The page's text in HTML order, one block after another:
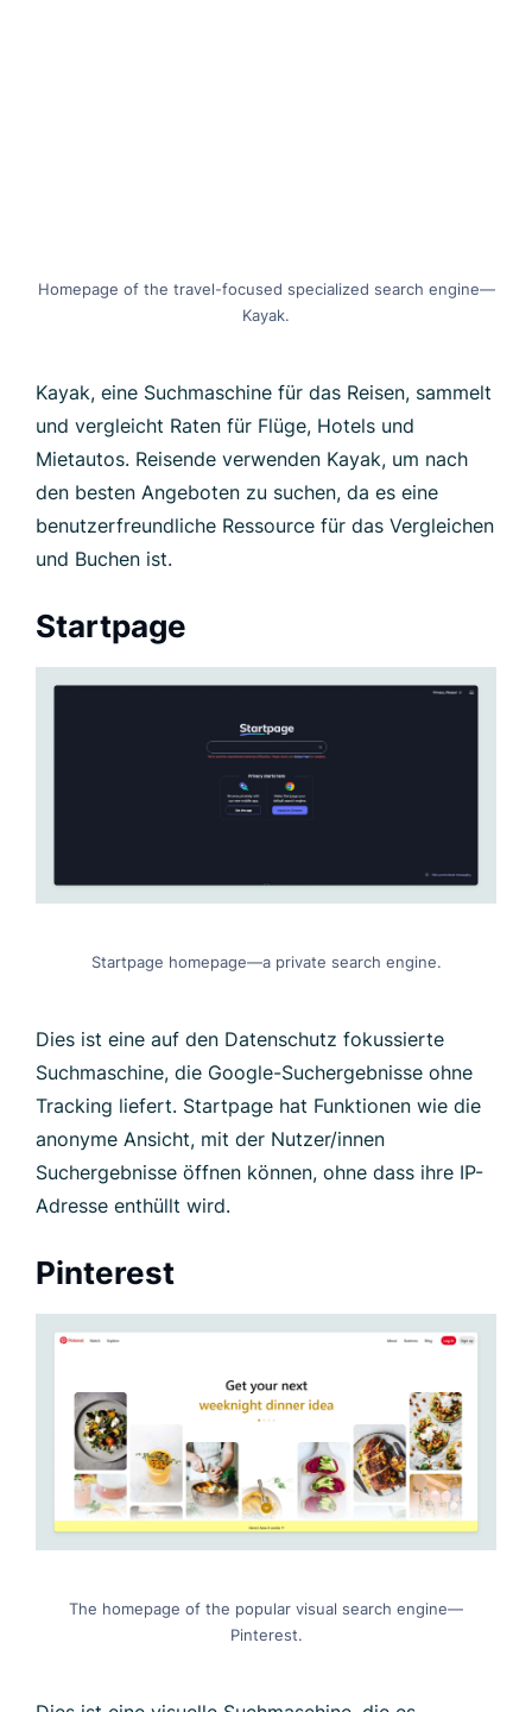
den besten Angeboten zu suchen, da es eine
Startpage
Startpage homepage—a private search engine.
Suchmaschine, die Google-Suchergebnisse ohne
anonyme Ansicht, mit der Nutzer/innen
Pinterest
The homepage of the popular visual search engine—
Pinterest.
Dies ist eine visuelle Suchmaschine, die es
Heimdekoration und Basteln zu suchen und sie zu